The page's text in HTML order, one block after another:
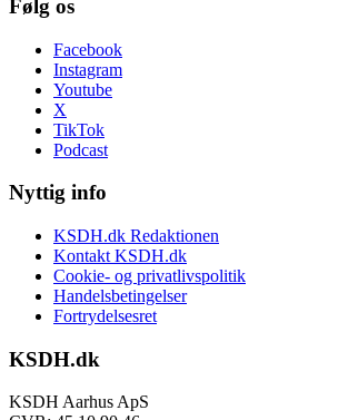
Følg os
Facebook
Instagram
Youtube
X
TikTok
Podcast
Nyttig info
KSDH.dk Redaktionen
Kontakt KSDH.dk
Cookie- og privatlivspolitik
Handelsbetingelser
Fortrydelsesret
KSDH.dk
KSDH Aarhus ApS